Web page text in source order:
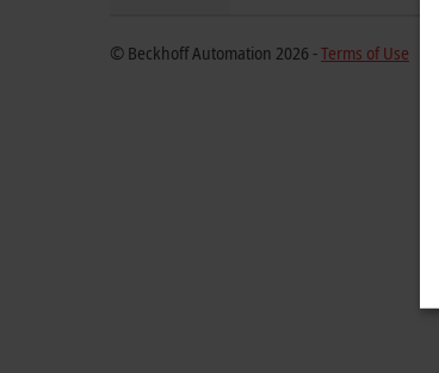
© Beckhoff Automation 2026 -Terms of Use